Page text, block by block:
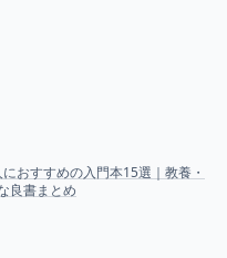
おすすめの入門本15選｜教養・
良書まとめ